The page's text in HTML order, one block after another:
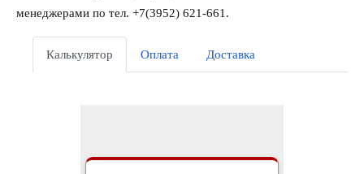
менеджерами по тел. +7(3952) 621-661.
Калькулятор Оплата Доставка